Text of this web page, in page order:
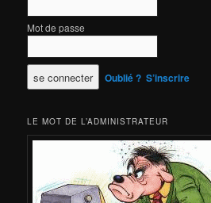
Mot de passe
Oublié ? S’inscrire
LE MOT DE L’ADMINISTRATEUR